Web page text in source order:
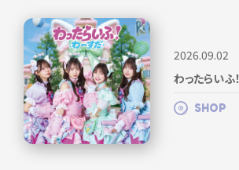
2026.09.02
わったらいふ！
SHOP